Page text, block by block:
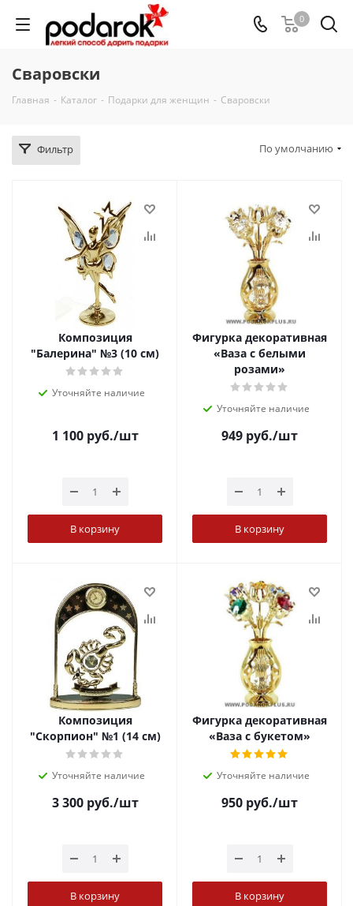
0
Сваровски
Главная - Каталог - Подарки для женщин - Сваровски
Фильтр По умолчанию
Композиция
"Балерина" №3 (10 см)
Уточняйте наличие
1 100руб./шт
В корзину
Фигурка декоративная
«Ваза с белыми
розами»
Уточняйте наличие
949 руб./шт
В корзину
Композиция
"Скорпион" №1 (14 см)
Уточняйте наличие
3 300руб./шт
В корзину
Фигурка декоративная
«Ваза с букетом»
Уточняйте наличие
950 руб./шт
В корзину